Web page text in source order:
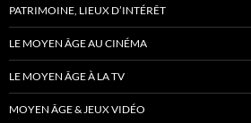
PATRIMOINE, LIEUX D’INTÉRÊT
LE MOYEN ÂGE AU CINÉMA
LE MOYEN ÂGE À LA TV
MOYEN ÂGE & JEUX VIDÉO